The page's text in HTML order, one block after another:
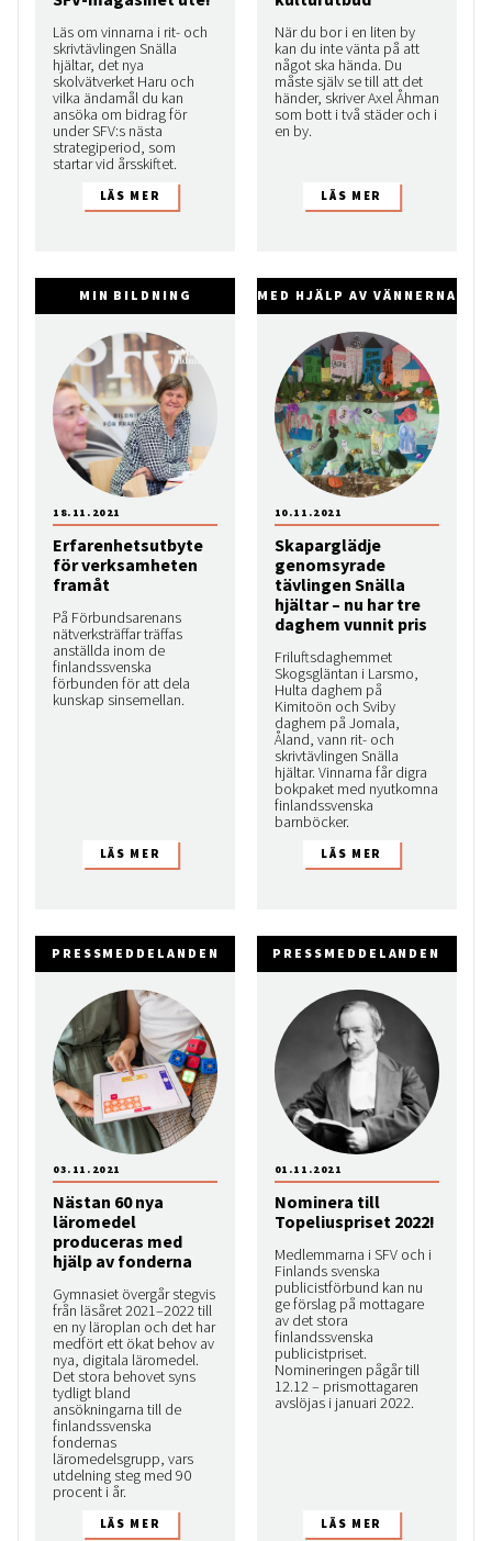
Läs om vinnarna i rit- och
skrivtävlingen Snälla
hjältar, det nya
skolvätverket Haru och
vilka ändamål du kan
ansöka om bidrag för
under SFV:s nästa
strategiperiod, som
startar vid årsskiftet.
När du bor i en liten by
kan du inte vänta på att
något ska hända. Du
måste själv se till att det
händer, skriver Axel Åhman
som bott i två städer och i
en by.
MIN BILDNING
Erfarenhetsutbyte
för verksamheten
framåt
På Förbundsarenans
nätverksträffar träffas
anställda inom de
finlandssvenska
förbunden för att dela
kunskap sinsemellan.
18.11.2021
MED HJÄLP AV VÄNNERNA
Skaparglädje
genomsyrade
tävlingen Snälla
hjältar – nu har tre
daghem vunnit pris
Friluftsdaghemmet
Skogsgläntan i Larsmo,
Hulta daghem på
Kimitoön och Sviby
daghem på Jomala,
Åland, vann rit- och
skrivtävlingen Snälla
hjältar. Vinnarna får digra
bokpaket med nyutkomna
finlandssvenska
barnböcker.
10.11.2021
PRESSMEDDELANDEN
Nästan 60 nya
läromedel
produceras med
hjälp av fonderna
Gymnasiet övergår stegvis
från läsåret 2021–2022 till
en ny läroplan och det har
medfört ett ökat behov av
nya, digitala läromedel.
Det stora behovet syns
tydligt bland
ansökningarna till de
finlandssvenska
fondernas
läromedelsgrupp, vars
utdelning steg med 90
procent i år.
03.11.2021
PRESSMEDDELANDEN
Nominera till
Topeliuspriset 2022!
Medlemmarna i SFV och i
Finlands svenska
publicistförbund kan nu
ge förslag på mottagare
av det stora
finlandssvenska
publicistpriset.
Nomineringen pågår till
12.12 – prismottagaren
avslöjas i januari 2022.
01.11.2021